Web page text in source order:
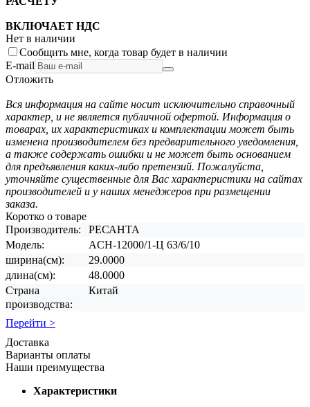
ВКЛЮЧАЕТ НДС
Нет в наличии
Сообщить мне, когда товар будет в наличии
E-mail
Отложить
Вся информация на сайте носит исключительно справочный
характер, и не является публичной офертой. Информация о
товарах, их характеристиках и комплектации может быть
изменена производителем без предварительного уведомления,
а также содержать ошибки и не может быть основанием
для предъявления каких-либо претензий. Пожалуйста,
уточняйте существенные для Вас характеристики на сайтах
производителей и у наших менеджеров при размещении
заказа.
Коротко о товаре
Производитель:
РЕСАНТА
Модель:
ACH-12000/1-Ц 63/6/10
ширина(см):
29.0000
длина(см):
48.0000
Страна
производства:
Китай
Перейти >
Доставка
Варианты оплаты
Наши преимущества
Характеристики